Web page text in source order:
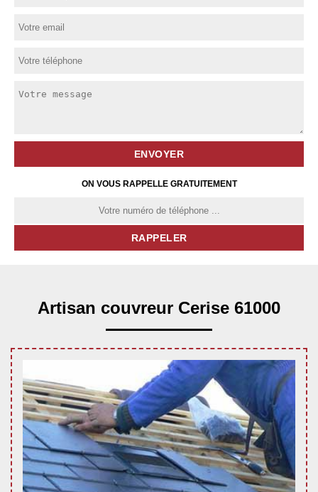
ON VOUS RAPPELLE GRATUITEMENT
Artisan couvreur Cerise 61000